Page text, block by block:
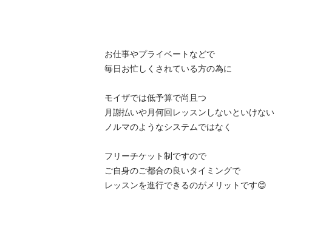
お仕事やプライベートなどで
毎日お忙しくされている方の為に
モイザでは低予算で尚且つ
月謝払いや月何回レッスンしないといけない
ノルマのようなシステムではなく
フリーチケット制ですので
ご自身のご都合の良いタイミングで
レッスンを進行できるのがメリットです😊